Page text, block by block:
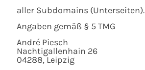
aller Subdomains (Unterseiten).
Angaben gemäß § 5 TMG
André Piesch
Nachtigallenhain 26
04288, Leipzig